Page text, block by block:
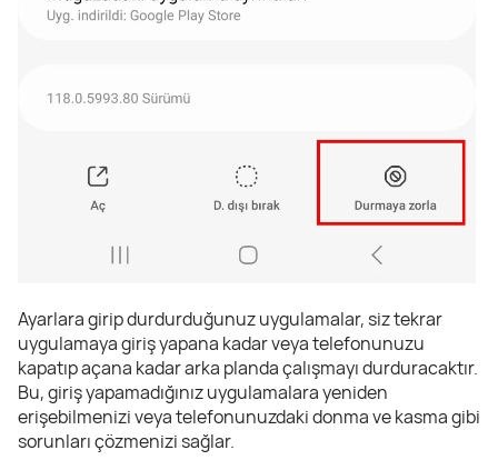
Ayarlara girip durdurduğunuz uygulamalar, siz tekrar
uygulamaya giriş yapana kadar veya telefonunuzu
kapatıp açana kadar arka planda çalışmayı durduracaktır.
Bu, giriş yapamadığınız uygulamalara yeniden
erişebilmenizi veya telefonunuzdaki donma ve kasma gibi
sorunları çözmenizi sağlar.